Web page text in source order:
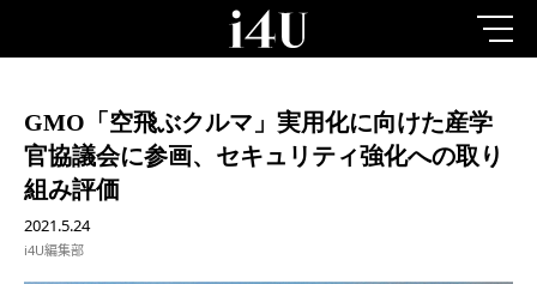
GMO「空飛ぶクルマ」実用化に向けた産学
官協議会に参画、セキュリティ強化への取り
組み評価
2021.5.24
i4U編集部